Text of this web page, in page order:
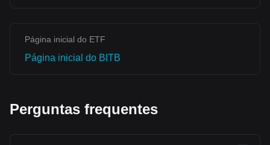
Página inicial do ETF
Página inicial do BITB
Perguntas frequentes